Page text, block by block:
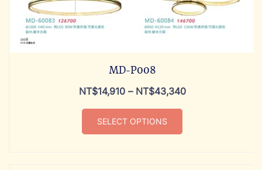
MD-P008
NT$14,910– NT$43,340
SELECT OPTIONS